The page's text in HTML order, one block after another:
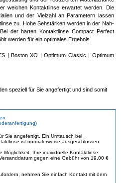
weichen Kontaktlinse erwartet werden. Die
und der Vielzahl an Parametern lassen
zu. Hohe Sehstärken werden in der Nah-
der harten Kontaktlinse Compact Perfect
werden für ein optimales Ergebnis.
| Boston XO | Optimum Classic | Optimum
speziell für Sie angefertigt und sind somit
Sie angefertigt. Ein Umtausch bei
ist normalerweise ausgeschlossen.
Möglichkeit, Ihre individuelle Kontaktlinse
gegen eine Gebühr von 19,00 €
nehmen Sie einfach Kontakt mit dem